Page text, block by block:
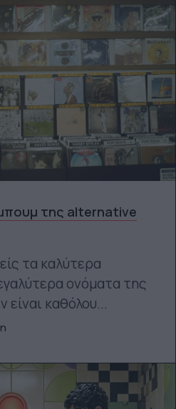
της alternative
τα καλύτερα
ονόματα της
καθόλου...